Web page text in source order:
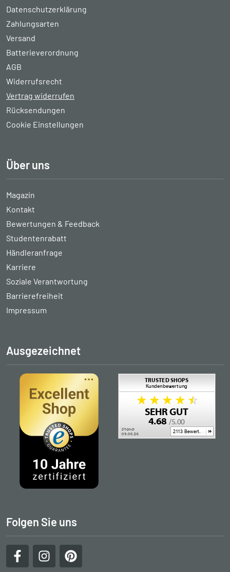
Datenschutzerklärung
Zahlungsarten
Versand
Batterieverordnung
AGB
Widerrufsrecht
Vertrag widerrufen
Rücksendungen
Cookie Einstellungen
Über uns
Magazin
Kontakt
Bewertungen & Feedback
Studentenrabatt
Händleranfrage
Karriere
Soziale Verantwortung
Barrierefreiheit
Impressum
Ausgezeichnet
Folgen Sie uns